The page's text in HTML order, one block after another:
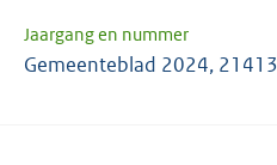
Jaargang en nummer
Gemeenteblad 2024,